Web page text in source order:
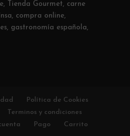
, Tienda Gourmet, carne
, compra online,
, gastronomía española,
Política de Cookies
Terminos y condiciones
Pago Carrito